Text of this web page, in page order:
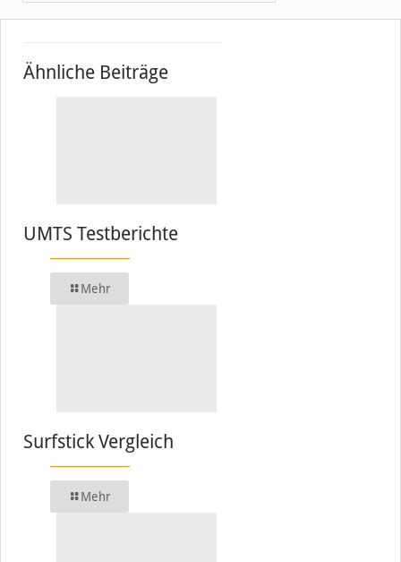
Ähnliche Beiträge
UMTS Testberichte
Mehr
Surfstick Vergleich
Mehr